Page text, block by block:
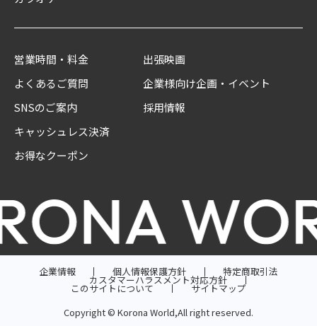
営業時間・料金
よくあるご質問
SNSのご案内
キャッシュレス決済
お得なクーポン
出張映画
企業様向け企画・イベント
採用情報
企業情報 個人情報保護方針 特定商取引法
カスタマーハラスメント対応方針
このサイトについて
サイトマップ
Copyright © Korona World,All right reserved.